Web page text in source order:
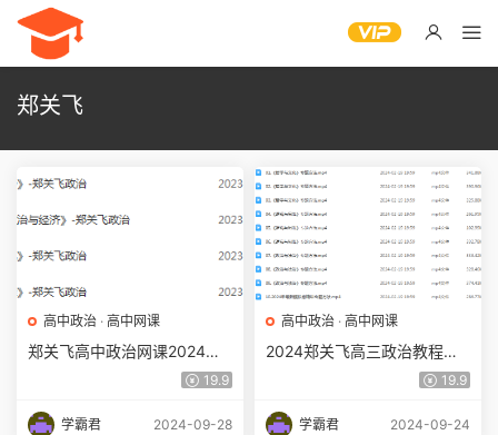
郑关飞
高中政治 · 高中网课
郑关飞高中政治网课2024郑
关飞高三政治教程24年高考
班）
19.9
学霸君 2024-09-28
高中政治 · 高中网课
2024郑关飞高三政治教程寒
假班24年郑关飞高考政治二19.9
学霸君 2024-09-24